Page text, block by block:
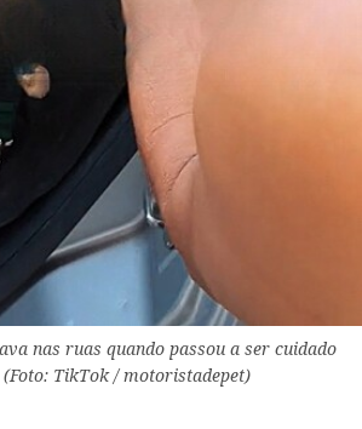
nas ruas quando passou a ser cuidado
TikTok / motoristadepet)